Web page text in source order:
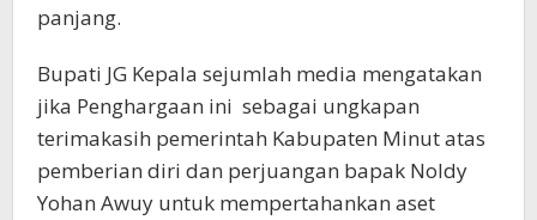
panjang.
Bupati JG Kepala sejumlah media mengatakan
jika Penghargaan ini sebagai ungkapan
terimakasih pemerintah Kabupaten Minut atas
pemberian diri dan perjuangan bapak Noldy
Yohan Awuy untuk mempertahankan aset